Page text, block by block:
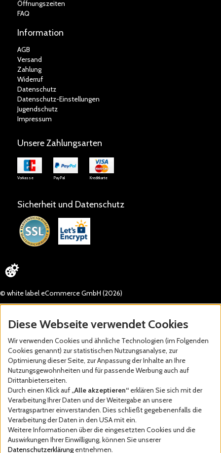
Öffnungszeiten
FAQ
Information
AGB
Versand
Zahlung
Widerruf
Datenschutz
Datenschutz-Einstellungen
Jugendschutz
Impressum
Unsere Zahlungsarten
Vorkasse PayPal Kreditkarte
Sicherheit und Datenschutz
© white label eCommerce GmbH (2026)
Diese Webseite verwendet Cookies
Wir verwenden Cookies und ähnliche Technologien (im Folgenden
Cookies genannt) zur statistischen Nutzungsanalyse, zur
Optimierung dieser Seite, zur Anpassung der Inhalte an Ihre
Nutzungsgewohnheiten und für passende Werbung auch auf
Drittanbieterseiten.
Durch einen Klick auf „Alle akzeptieren“ erklären Sie sich mit der
Verarbeitung Ihrer Daten und der Weitergabe an unsere
Vertragspartner einverstanden. Dies schließt gegebenenfalls die
Verarbeitung der Daten in den USA mit ein.
Weitere Informationen über die eingesetzten Cookies und die
Auswirkungen Ihrer Einwilligung, können Sie unserer
Datenschutzerklärungentnehmen.